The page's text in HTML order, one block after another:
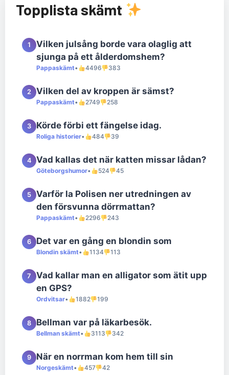
Topplista skämt
1
Vilken julsång borde vara olaglig att
sjunga på ett ålderdomshem?
Pappaskämt• 4496 383
2 Vilken del av kroppen är sämst?
Pappaskämt• 2749 258
3 Körde förbi ett fängelse idag.
Roliga historier• 484 39
4 Vad kallas det när katten missar lådan?
Göteborgshumor• 524 45
5
Varför la Polisen ner utredningen av
den försvunna dörrmattan?
Pappaskämt• 2296 243
6 Det var en gång en blondin som
Blondin skämt• 1134 113
7
Vad kallar man en alligator som ätit upp
en GPS?
Ordvitsar• 1882 199
8 Bellman var på läkarbesök.
Bellman skämt• 3113 342
9 När en norrman kom hem till sin
Norgeskämt• 457 42